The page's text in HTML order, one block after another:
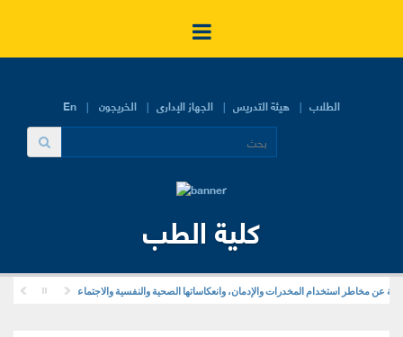
En الطلاب هيئة التدريس الجهاز الإدارى الخريجون
كلية الطب
عن مخاطر استخدام المخدرات والإدمان، وانعكاساتها الصحية والنفسية والاجتماعية